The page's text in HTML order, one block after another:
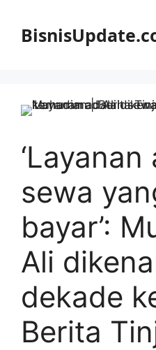
sewa
bayar’:
Ali
dekade
Berita